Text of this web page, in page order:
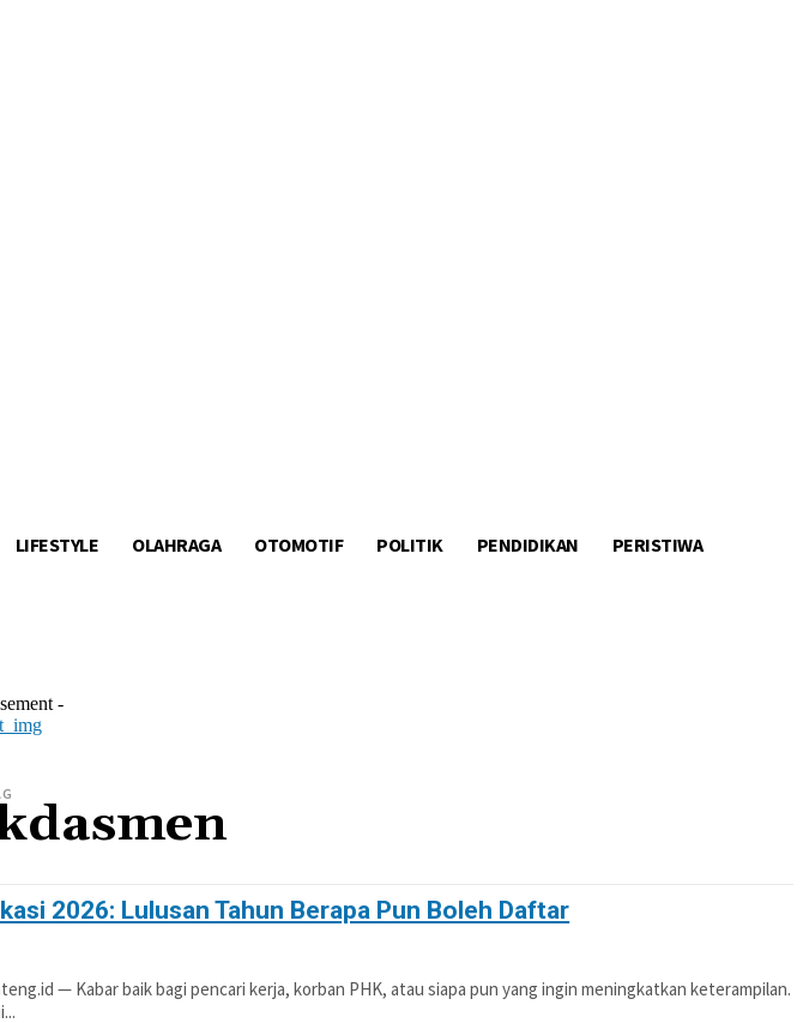
OLAHRAGA OTOMOTIF POLITIK PENDIDIKAN PERISTIWA
LIFESTYLE OLAHRAGA OTOMOTIF POLITIK PENDIDIKAN PERISTIWA
-
2026: Lulusan Tahun Berapa Pun Boleh Daftar
— Kabar baik bagi pencari kerja, korban PHK, atau siapa pun yang ingin meningkatkan keterampilan.